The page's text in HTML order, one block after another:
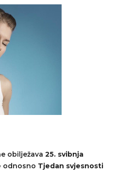
obilježava 25. svibnja
odnosno Tjedan svjesnosti